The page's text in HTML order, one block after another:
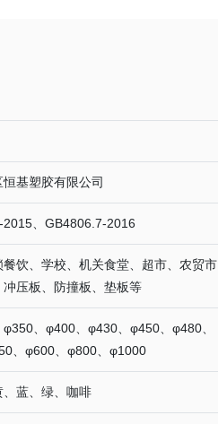
基塑胶有限公司
、GB4806.7-2016
饮、学校、机关食堂、超市、农贸市
压板、防撞板、垫板等
φ350、φ400、φ430、φ450、φ480、
、φ600、φ800、φ1000
、蓝、绿、咖啡